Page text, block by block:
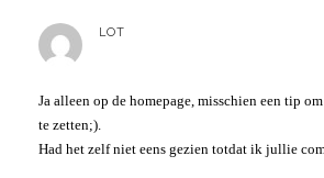
LOT
Ja alleen op de homepage, misschien een tip
te zetten;).
Had het zelf niet eens gezien totdat ik jullie